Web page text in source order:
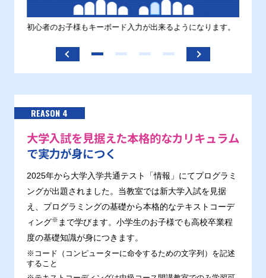
初心者のお子様もキーボード入力が出来るようになります。
REASON 4
大学入試を見据えた本格的なカリキュラム
で実力が身につく
2025年から大学入学共通テスト「情報」にてプログラミ
ングが出題されました。当教室では新大学入試を見据
え、プログラミングの基礎から本格的なテキストコーデ
ィング※ まで学びます。小学生のお子様でも高校卒業程
度の基礎知識が身につきます。
※コード（コンピューターに命令するための文字列）を記述
すること